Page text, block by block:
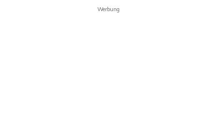
Werbung